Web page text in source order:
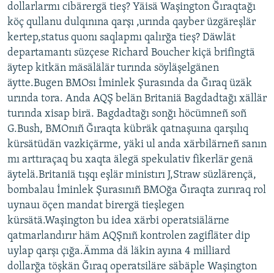
БАШКА ТЕЛЛӘРДӘ
dollarlarmı cibärergä tieş? Yäisä Waşington Ğıraqtağı
köç qullanu dulqınına qarşı ,urında qayber üzgäreşlär
kertep,status quonı saqlapmı qalırğa tieş? Däwlät
departamantı süzçese Richard Boucher kiçä brifingtä
äytep kitkän mäsälälär turında söyläşelgänen
äytte.Bugen BMOsı İminlek Şurasında da Ğıraq üzäk
urında tora. Anda AQŞ belän Britaniä Bagdadtağı xällär
turında xisap birä. Bagdadtağı sonğı höcümneñ soñ
G.Bush, BMOnıñ Ğıraqta kübräk qatnaşuına qarşılıq
kürsätüdän vazkiçärme, yäki ul anda xärbilärneñ sanın
mı arttıraçaq bu xaqta älegä spekulativ fikerlär genä
äytelä.Britaniä tışqı eşlär ministırı J,Straw süzlärençä,
bombalau İminlek Şurasınıñ BMOğa Ğıraqta zurıraq rol
uynauı öçen mandat birergä tieşlegen
kürsätä.Waşington bu idea xärbi operatsiälärne
qatmarlandırır häm AQŞnıñ kontrolen zagifläter dip
uylap qarşı çığa.Ämma dä läkin ayına 4 milliard
dollarğa töşkän Ğıraq operatsiläre säbäple Waşington